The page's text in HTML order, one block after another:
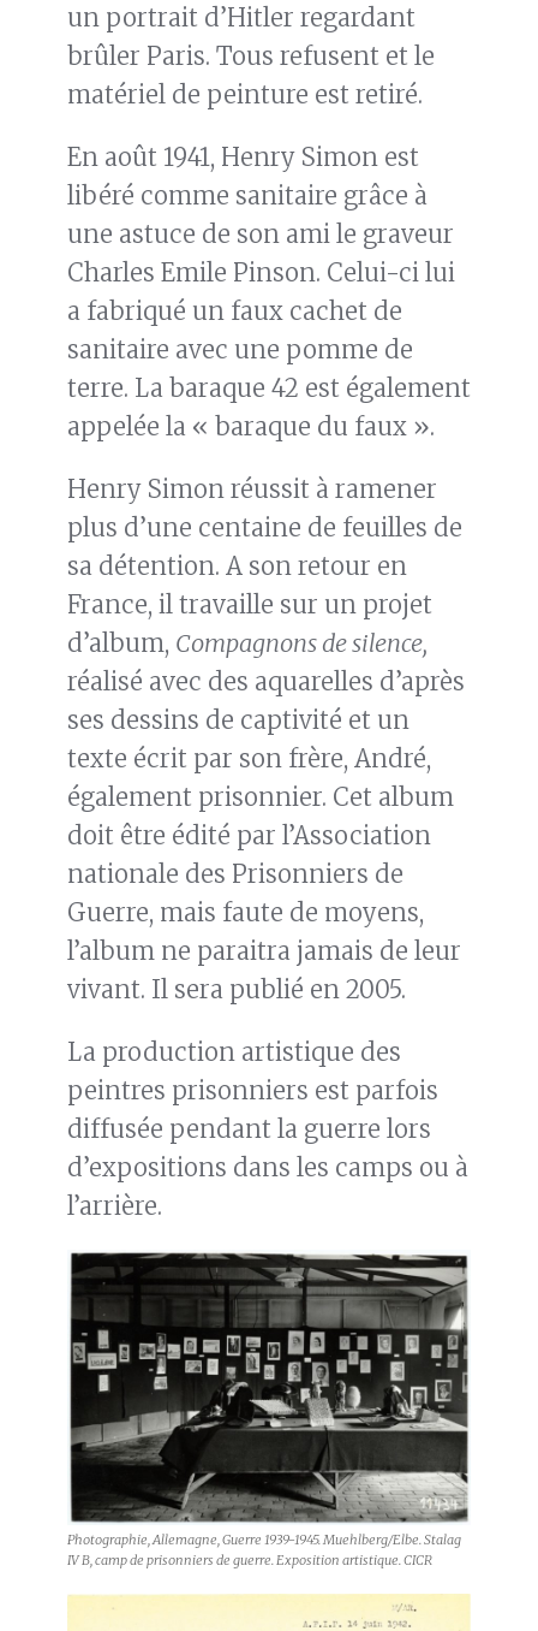
un portrait d’Hitler regardant
brûler Paris. Tous refusent et le
matériel de peinture est retiré.
En août 1941, Henry Simon est
libéré comme sanitaire grâce à
une astuce de son ami le graveur
Charles Emile Pinson. Celui-ci lui
a fabriqué un faux cachet de
sanitaire avec une pomme de
terre. La baraque 42 est également
appelée la « baraque du faux ».
Henry Simon réussit à ramener
plus d’une centaine de feuilles de
sa détention. A son retour en
France, il travaille sur un projet
d’album, Compagnons de silence,
réalisé avec des aquarelles d’après
ses dessins de captivité et un
texte écrit par son frère, André,
également prisonnier. Cet album
doit être édité par l’Association
nationale des Prisonniers de
Guerre, mais faute de moyens,
l’album ne paraitra jamais de leur
vivant. Il sera publié en 2005.
La production artistique des
peintres prisonniers est parfois
diffusée pendant la guerre lors
d’expositions dans les camps ou à
l’arrière.
Photographie, Allemagne, Guerre 1939-1945. Muehlberg/Elbe. Stalag
IV B, camp de prisonniers de guerre. Exposition artistique. CICR